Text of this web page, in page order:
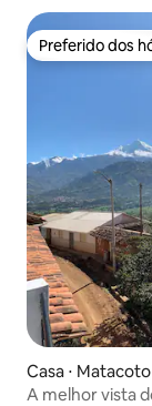
Preferido dos
Preferido dos
Casa ⋅ Matacoto
A melhor vista